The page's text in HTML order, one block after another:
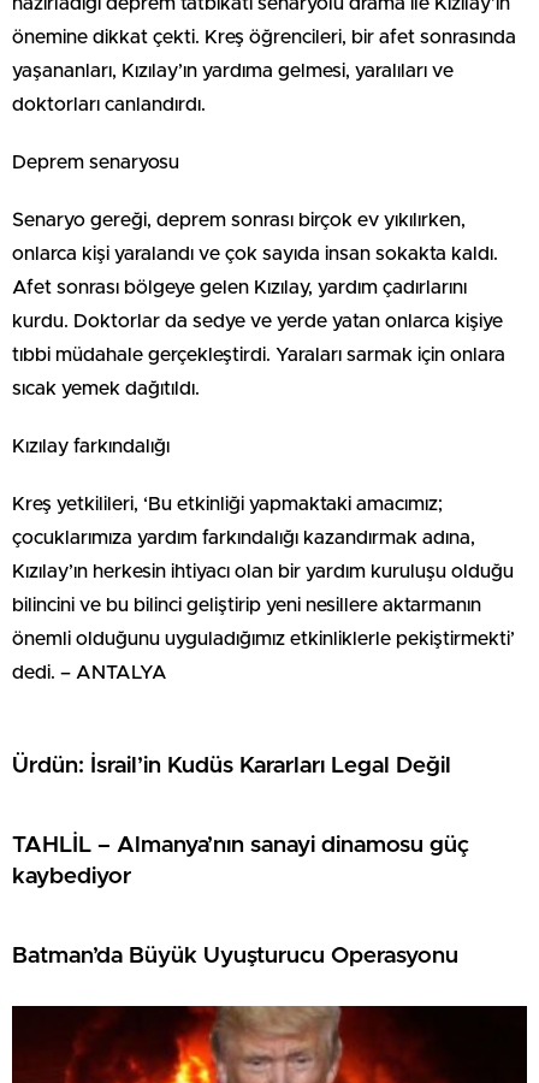
önemine dikkat çekti. Kreş öğrencileri, bir afet sonrasında
yaşananları, Kızılay’ın yardıma gelmesi, yaralıları ve
doktorları canlandırdı.
Deprem senaryosu
Senaryo gereği, deprem sonrası birçok ev yıkılırken,
onlarca kişi yaralandı ve çok sayıda insan sokakta kaldı.
Afet sonrası bölgeye gelen Kızılay, yardım çadırlarını
kurdu. Doktorlar da sedye ve yerde yatan onlarca kişiye
tıbbi müdahale gerçekleştirdi. Yaraları sarmak için onlara
sıcak yemek dağıtıldı.
Kızılay farkındalığı
Kreş yetkilileri, ‘Bu etkinliği yapmaktaki amacımız;
çocuklarımıza yardım farkındalığı kazandırmak adına,
Kızılay’ın herkesin ihtiyacı olan bir yardım kuruluşu olduğu
bilincini ve bu bilinci geliştirip yeni nesillere aktarmanın
önemli olduğunu uyguladığımız etkinliklerle pekiştirmekti’
dedi. – ANTALYA
Ürdün: İsrail’in Kudüs Kararları Legal Değil
TAHLİL – Almanya’nın sanayi dinamosu güç
kaybediyor
Batman’da Büyük Uyuşturucu Operasyonu